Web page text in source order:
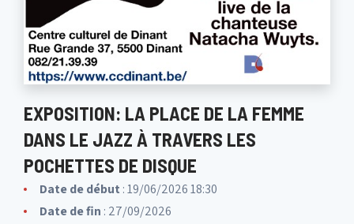
EXPOSITION: LA PLACE DE LA FEMME
DANS LE JAZZ À TRAVERS LES
POCHETTES DE DISQUE
Date de début : 19/06/2026 18:30
Date de fin : 27/09/2026